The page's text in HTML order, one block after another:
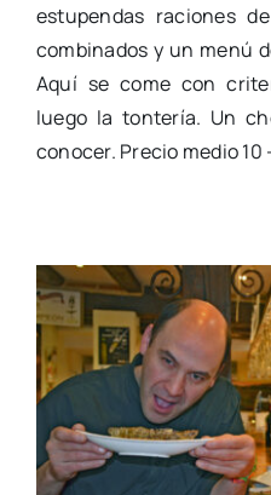
estupendas raciones
combinados y un menú
Aquí se come con
luego la tontería. Un
conocer. Precio medio 10